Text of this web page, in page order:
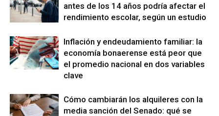
antes de los 14 años podría afectar el
rendimiento escolar, según un estudio
Inflación y endeudamiento familiar: la
economía bonaerense está peor que
el promedio nacional en dos variables
clave
Cómo cambiarán los alquileres con la
media sanción del Senado: qué se